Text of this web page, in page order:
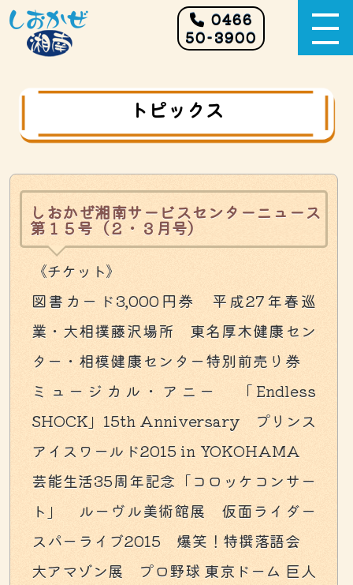
0466
50-3900
トピックス
しおかぜ湘南サービスセンターニュース
第１５号（２・３月号）
《チケット》
図書カード3,000円券 平成27年春巡
業・大相撲藤沢場所 東名厚木健康セン
ター・相模健康センター特別前売り券
ミュージカル・アニー 「Endless
SHOCK」15th Anniversary プリンス
アイスワールド2015 in YOKOHAMA
芸能生活35周年記念「コロッケコンサー
ト」 ルーヴル美術館展 仮面ライダー
スパーライブ2015 爆笑！特撰落語会
大アマゾン展 プロ野球 東京ドーム 巨人